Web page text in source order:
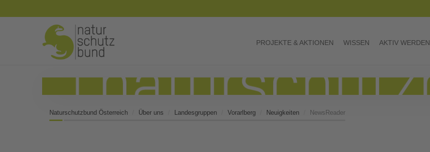
PROJEKTE & AKTIONEN WISSEN AKTIV WERDEN
Naturschutzbund Österreich Über uns Landesgruppen Vorarlberg Neuigkeiten NewsReader